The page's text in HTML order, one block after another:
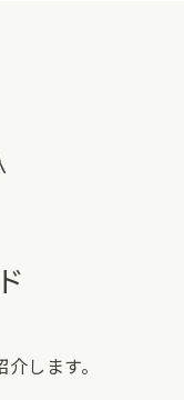
します。